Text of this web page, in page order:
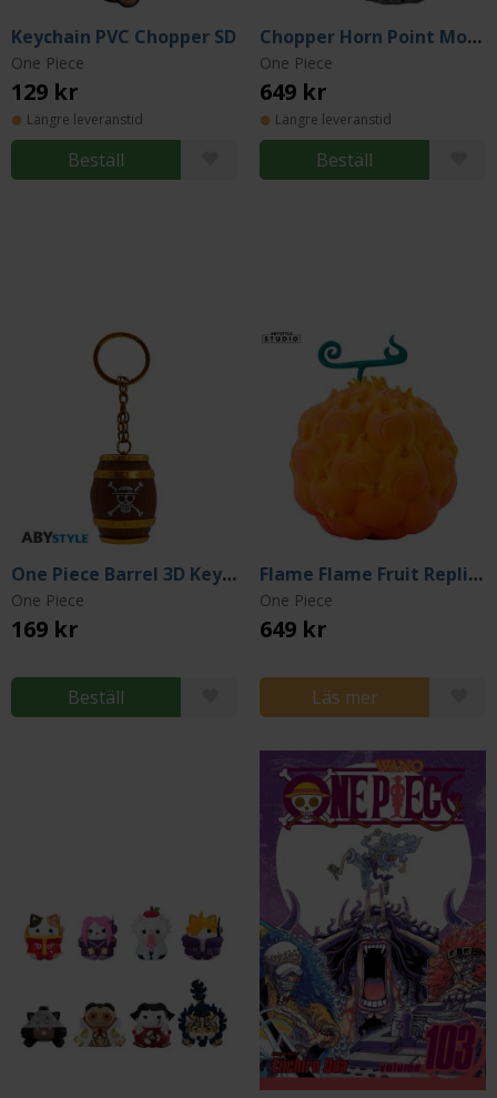
Keychain PVC Chopper SD
One Piece
129 kr
Längre leveranstid
Beställ
Chopper Horn Point Mode Figurine
One Piece
649 kr
Längre leveranstid
Beställ
One Piece Barrel 3D Keychain
One Piece
169 kr
Beställ
Flame Flame Fruit Replica
One Piece
649 kr
Läs mer